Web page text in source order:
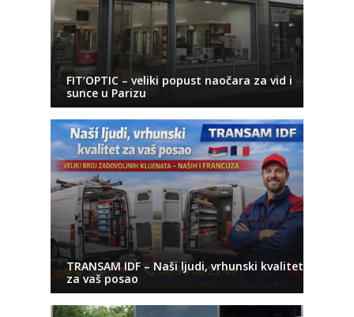
FIT’OPTIC – veliki popust naočara za vid i
sunce u Parizu
TRANSAM IDF – Naši ljudi, vrhunski kvalitet
za vaš posao